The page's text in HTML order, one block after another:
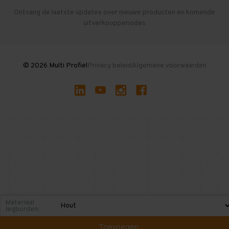
Gebruikte entresolvloeren
Ontvang de laatste updates over nieuwe producten en komende
uitverkoopperiodes
© 2026 Multi ProfielPrivacy beleidAlgemene voorwaarden
Materiaal
legborden:
Toevoegen